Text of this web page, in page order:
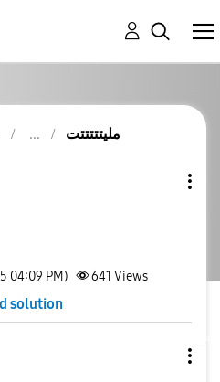
مليتتتتتت
04:09 PM) 641 Views
solution